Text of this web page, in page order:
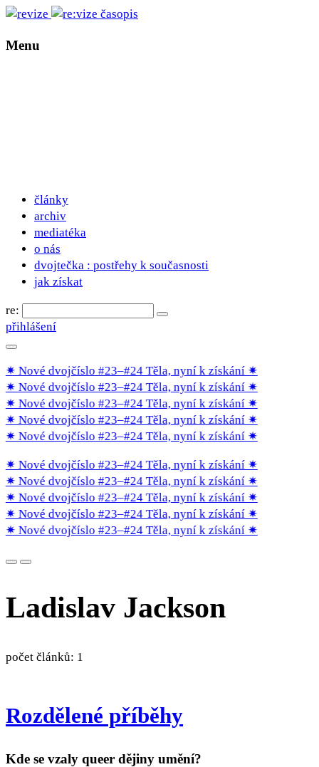
Menu
články
archiv
mediatéka
o nás
dvojtečka : postřehy k současnosti
jak získat
re:
přihlášení
✷ Nové dvojčíslo #23–#24 Těla, nyní k získání ✷
✷ Nové dvojčíslo #23–#24 Těla, nyní k získání ✷
✷ Nové dvojčíslo #23–#24 Těla, nyní k získání ✷
✷ Nové dvojčíslo #23–#24 Těla, nyní k získání ✷
✷ Nové dvojčíslo #23–#24 Těla, nyní k získání ✷
✷ Nové dvojčíslo #23–#24 Těla, nyní k získání ✷
✷ Nové dvojčíslo #23–#24 Těla, nyní k získání ✷
✷ Nové dvojčíslo #23–#24 Těla, nyní k získání ✷
✷ Nové dvojčíslo #23–#24 Těla, nyní k získání ✷
✷ Nové dvojčíslo #23–#24 Těla, nyní k získání ✷
Ladislav Jackson
počet článků: 1
Rozdělené příběhy
Kde se vzaly queer dějiny umění?